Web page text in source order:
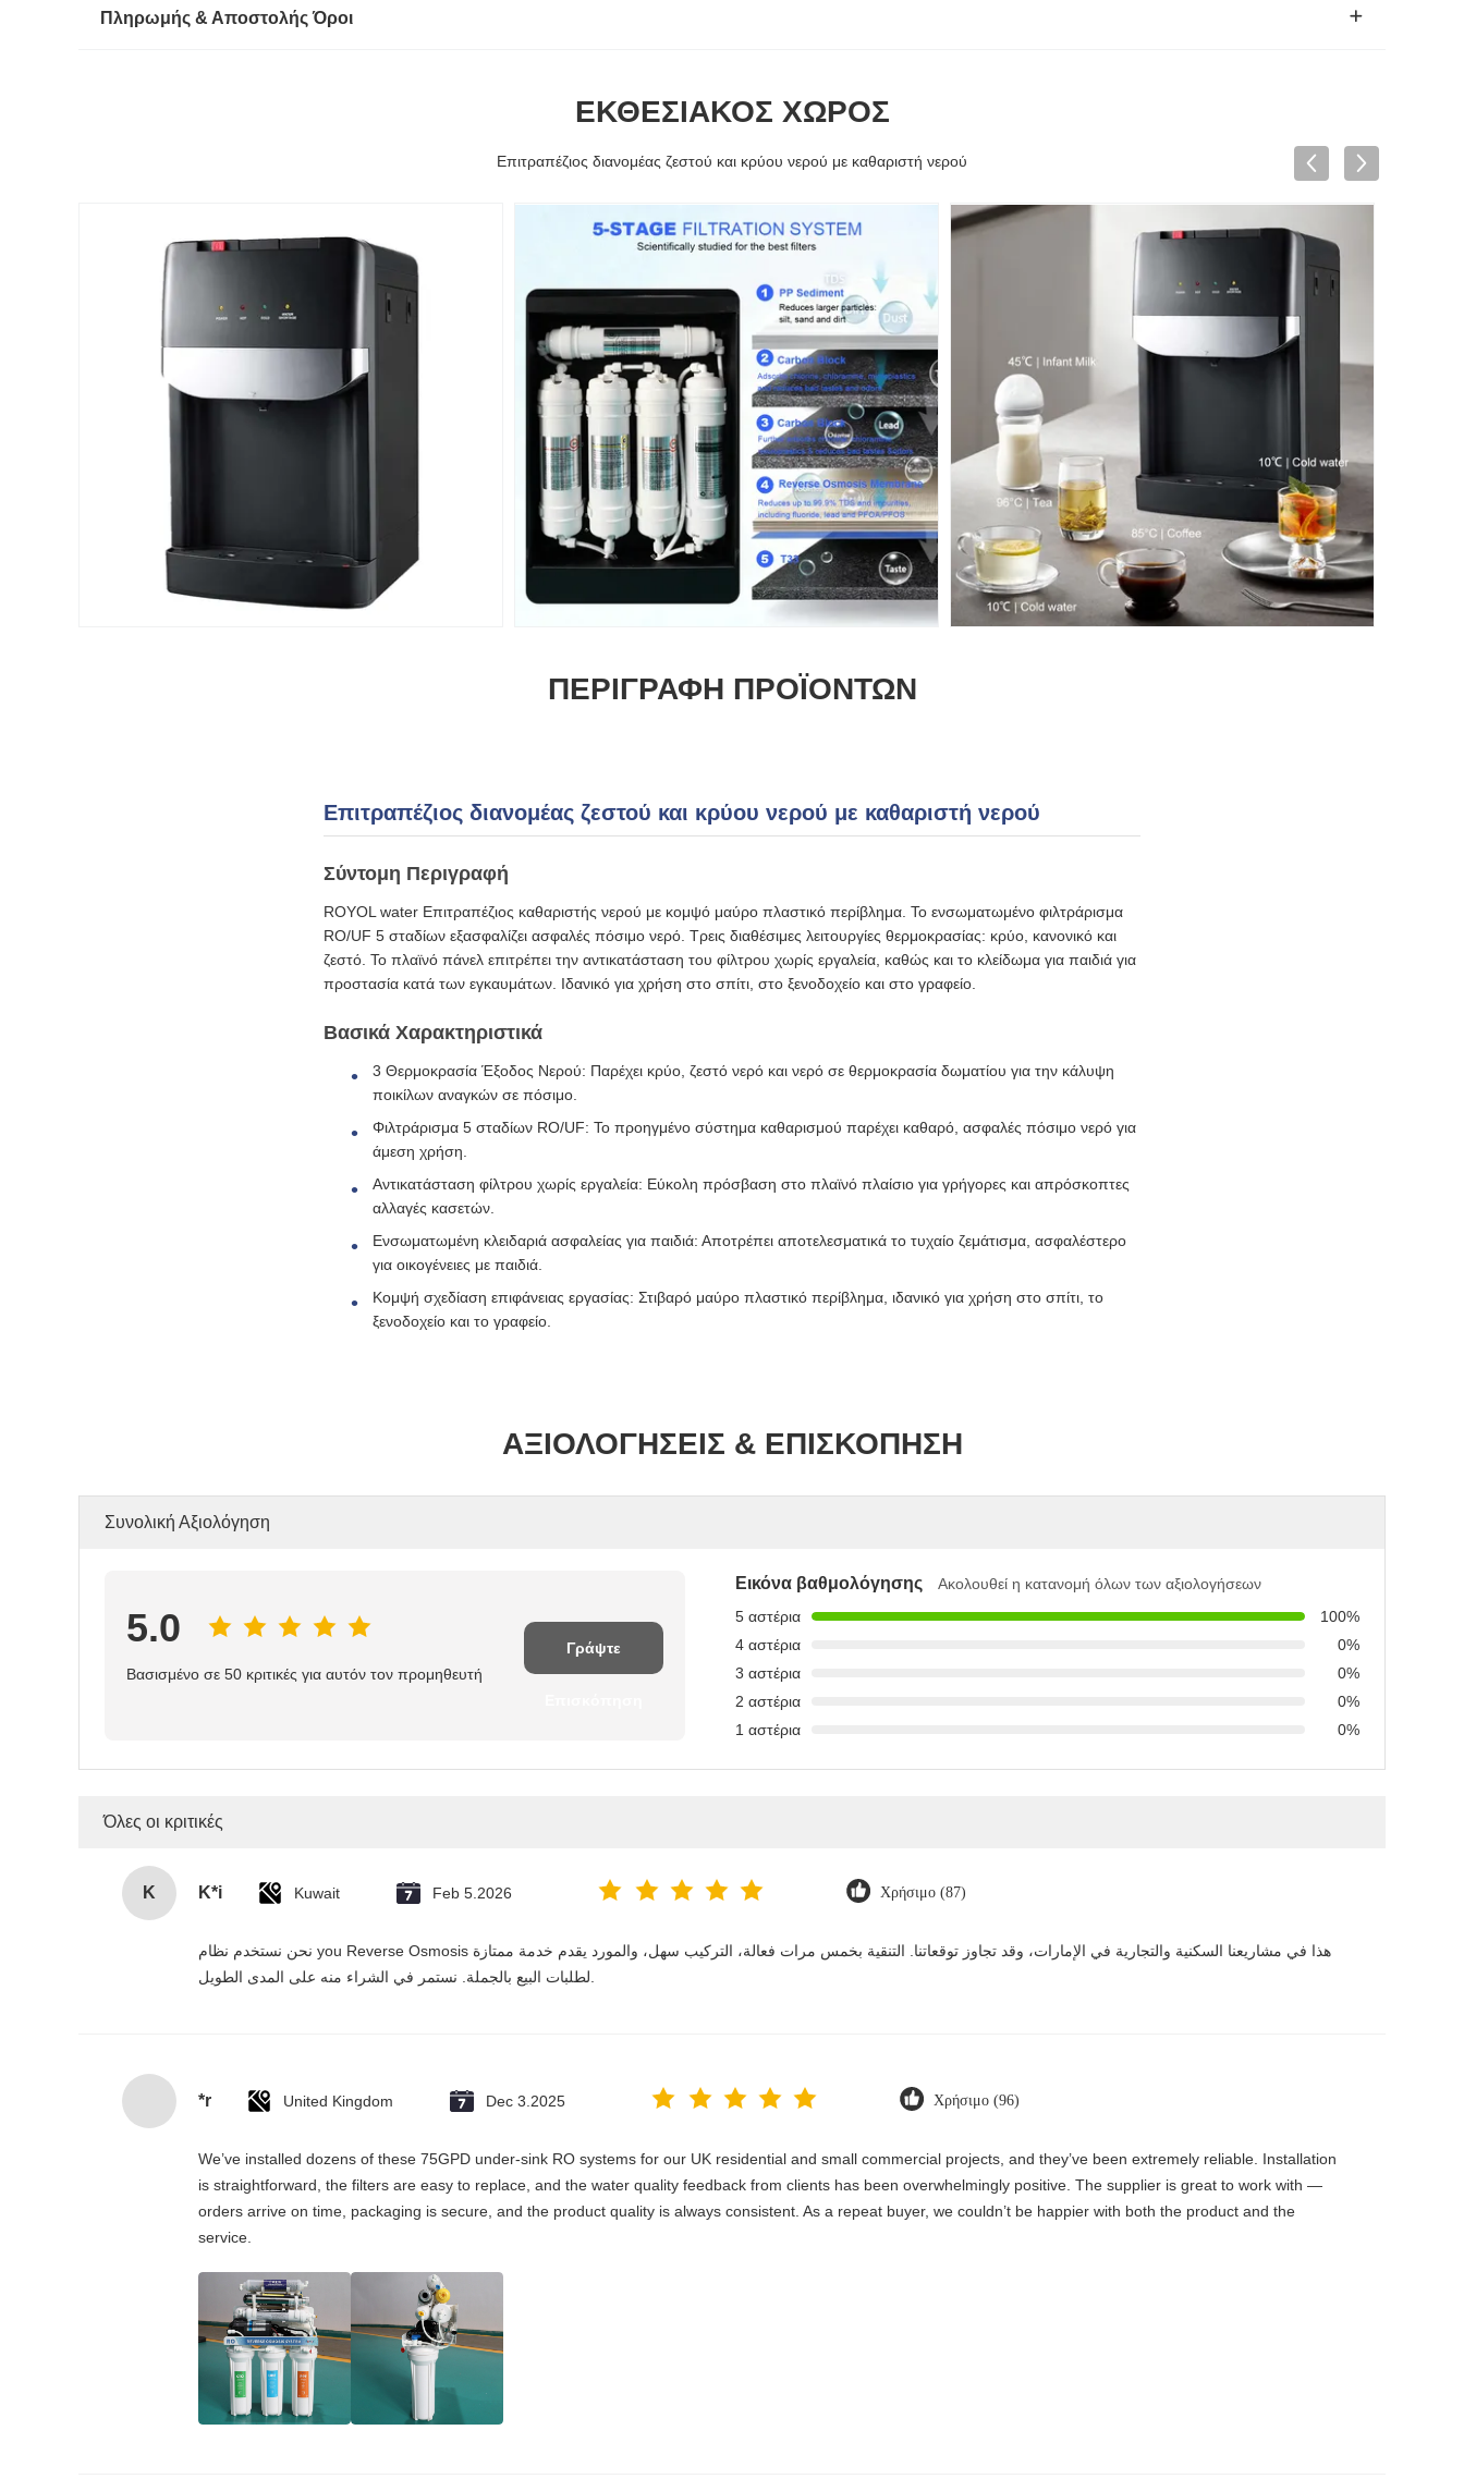
Πληρωμής & Αποστολής Όροι
ΕΚΘΕΣΙΑΚΌΣ ΧΏΡΟΣ
Επιτραπέζιος διανομέας ζεστού και κρύου νερού με καθαριστή νερού
ΠΕΡΙΓΡΑΦΉ ΠΡΟΪΌΝΤΩΝ
Επιτραπέζιος διανομέας ζεστού και κρύου νερού με καθαριστή νερού
Σύντομη Περιγραφή
ROYOL water Επιτραπέζιος καθαριστής νερού με κομψό μαύρο πλαστικό περίβλημα. Το ενσωματωμένο φιλτράρισμα
RO/UF 5 σταδίων εξασφαλίζει ασφαλές πόσιμο νερό. Τρεις διαθέσιμες λειτουργίες θερμοκρασίας: κρύο, κανονικό και
ζεστό. Το πλαϊνό πάνελ επιτρέπει την αντικατάσταση του φίλτρου χωρίς εργαλεία, καθώς και το κλείδωμα για παιδιά για
προστασία κατά των εγκαυμάτων. Ιδανικό για χρήση στο σπίτι, στο ξενοδοχείο και στο γραφείο.
Βασικά Χαρακτηριστικά
3 Θερμοκρασία Έξοδος Νερού: Παρέχει κρύο, ζεστό νερό και νερό σε θερμοκρασία δωματίου για την κάλυψη
ποικίλων αναγκών σε πόσιμο.
Φιλτράρισμα 5 σταδίων RO/UF: Το προηγμένο σύστημα καθαρισμού παρέχει καθαρό, ασφαλές πόσιμο νερό για
άμεση χρήση.
Αντικατάσταση φίλτρου χωρίς εργαλεία: Εύκολη πρόσβαση στο πλαϊνό πλαίσιο για γρήγορες και απρόσκοπτες
αλλαγές κασετών.
Ενσωματωμένη κλειδαριά ασφαλείας για παιδιά: Αποτρέπει αποτελεσματικά το τυχαίο ζεμάτισμα, ασφαλέστερο
για οικογένειες με παιδιά.
Κομψή σχεδίαση επιφάνειας εργασίας: Στιβαρό μαύρο πλαστικό περίβλημα, ιδανικό για χρήση στο σπίτι, το
ξενοδοχείο και το γραφείο.
ΑΞΙΟΛΟΓΉΣΕΙΣ & ΕΠΙΣΚΌΠΗΣΗ
Συνολική Αξιολόγηση
5.0
Βασισμένο σε 50 κριτικές για αυτόν τον προμηθευτή
Γράψτε
Εικόνα βαθμολόγησης
Ακολουθεί η κατανομή όλων των αξιολογήσεων
5 αστέρια
100%
4 αστέρια
0%
3 αστέρια
0%
2 αστέρια
0%
1 αστέρια
0%
Όλες οι κριτικές
K K*i Kuwait Feb 5.2026 Χρήσιμο (87)
نحن نستخدم نظام you Reverse Osmosis هذا في مشاريعنا السكنية والتجارية في الإمارات، وقد تجاوز توقعاتنا. التنقية بخمس مرات فعالة، التركيب سهل، والمورد يقدم خدمة ممتازة
*r United Kingdom Dec 3.2025 Χρήσιμο (96)
We’ve installed dozens of these 75GPD under-sink RO systems for our UK residential and small commercial projects, and they’ve been extremely reliable. Installation
is straightforward, the filters are easy to replace, and the water quality feedback from clients has been overwhelmingly positive. The supplier is great to work with —
orders arrive on time, packaging is secure, and the product quality is always consistent. As a repeat buyer, we couldn’t be happier with both the product and the
service.